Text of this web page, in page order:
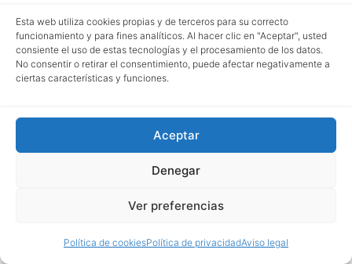
Esta web utiliza cookies propias y de terceros para su correcto
funcionamiento y para fines analíticos. Al hacer clic en "Aceptar", usted
consiente el uso de estas tecnologías y el procesamiento de los datos.
No consentir o retirar el consentimiento, puede afectar negativamente a
ciertas características y funciones.
Aceptar
Denegar
Ver preferencias
Política de cookiesPolítica de privacidadAviso legal